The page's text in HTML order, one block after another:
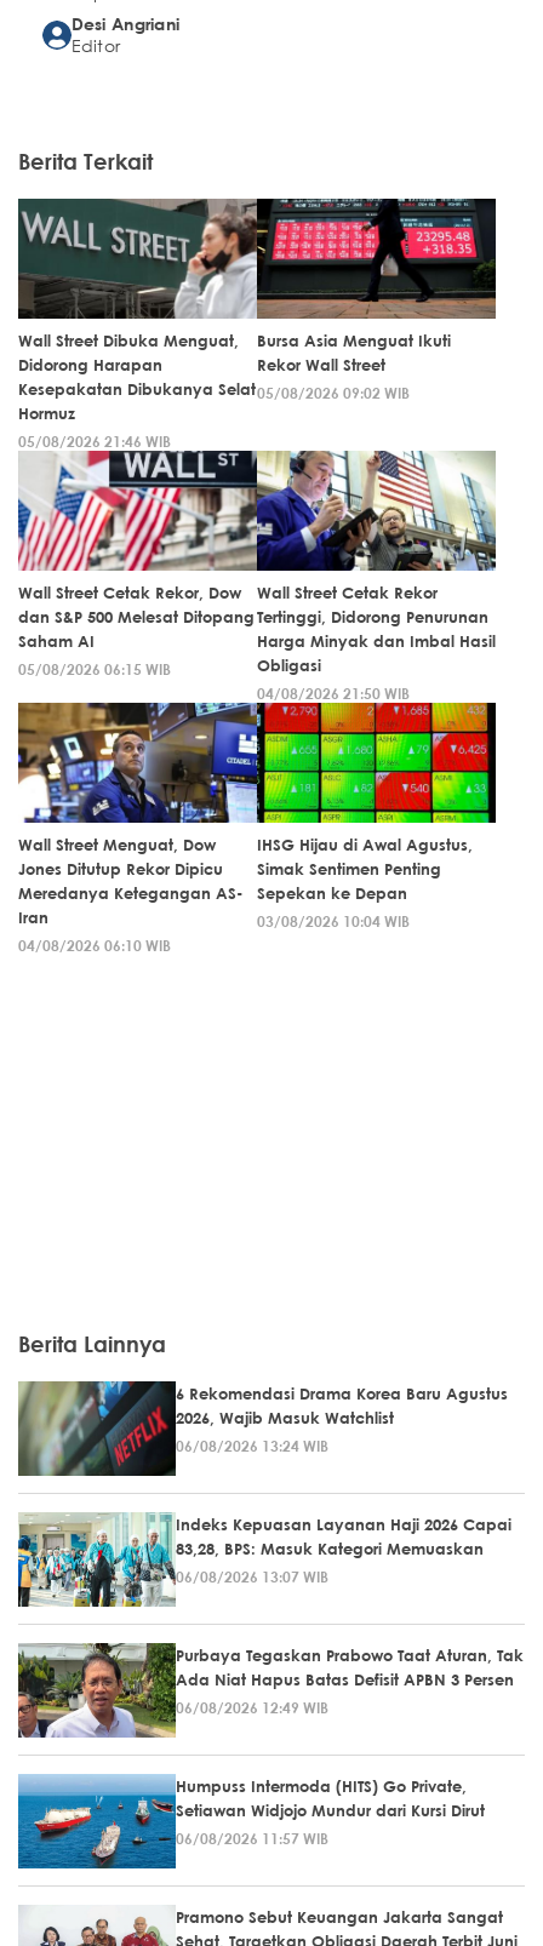
Desi Angriani
Editor
Berita Terkait
Wall Street Dibuka Menguat,
Didorong Harapan
Kesepakatan Dibukanya Selat
Hormuz
05/08/2026 21:46 WIB
Bursa Asia Menguat Ikuti
Rekor Wall Street
05/08/2026 09:02 WIB
Wall Street Cetak Rekor, Dow
dan S&P 500 Melesat Ditopang
Saham AI
05/08/2026 06:15 WIB
Wall Street Cetak Rekor
Tertinggi, Didorong Penurunan
Harga Minyak dan Imbal Hasil
Obligasi
04/08/2026 21:50 WIB
Wall Street Menguat, Dow
Jones Ditutup Rekor Dipicu
Meredanya Ketegangan AS-
Iran
04/08/2026 06:10 WIB
IHSG Hijau di Awal Agustus,
Simak Sentimen Penting
Sepekan ke Depan
03/08/2026 10:04 WIB
Berita Lainnya
6 Rekomendasi Drama Korea Baru Agustus
2026, Wajib Masuk Watchlist
06/08/2026 13:24 WIB
Indeks Kepuasan Layanan Haji 2026 Capai
83,28, BPS: Masuk Kategori Memuaskan
06/08/2026 13:07 WIB
Purbaya Tegaskan Prabowo Taat Aturan, Tak
Ada Niat Hapus Batas Defisit APBN 3 Persen
06/08/2026 12:49 WIB
Humpuss Intermoda (HITS) Go Private,
Setiawan Widjojo Mundur dari Kursi Dirut
06/08/2026 11:57 WIB
Pramono Sebut Keuangan Jakarta Sangat
Sehat, Targetkan Obligasi Daerah Terbit Juni